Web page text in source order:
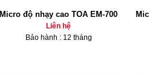
Micro độ nhạy cao TOA EM-700
Liên hệ
Bảo hành : 12 tháng